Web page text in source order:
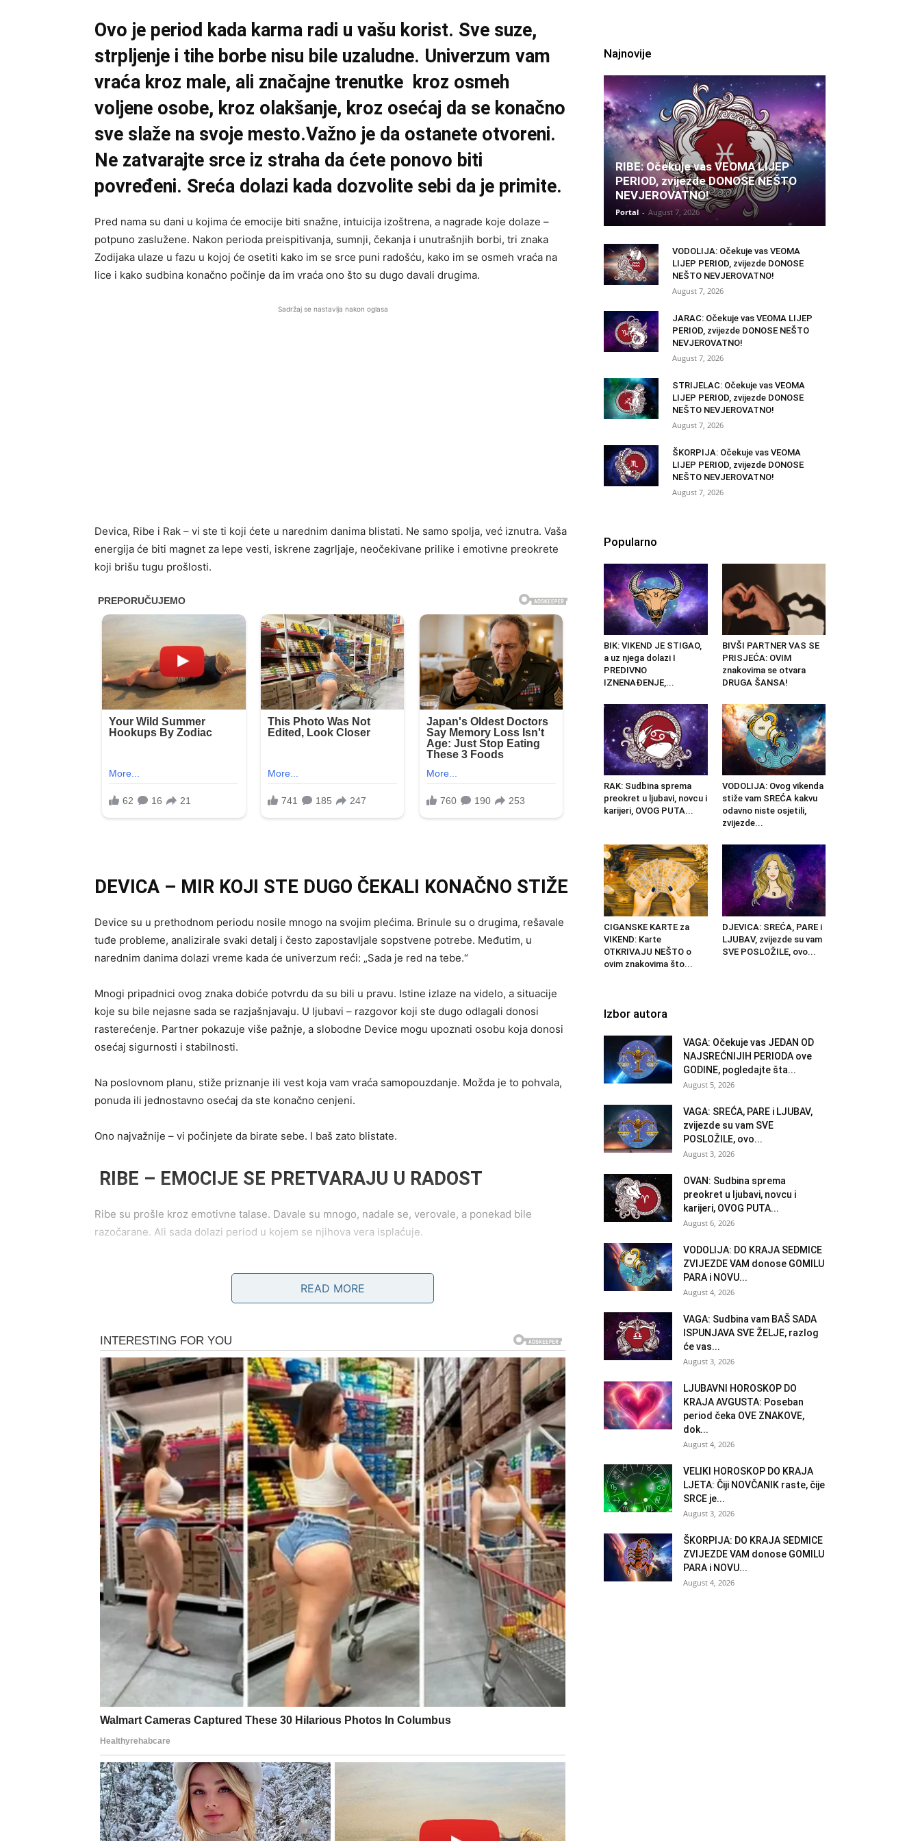
Ovo je period kada karma radi u vašu korist. Sve suze,
strpljenje i tihe borbe nisu bile uzaludne. Univerzum vam
vraća kroz male, ali značajne trenutke kroz osmeh
voljene osobe, kroz olakšanje, kroz osećaj da se konačno
sve slaže na svoje mesto.Važno je da ostanete otvoreni.
Ne zatvarajte srce iz straha da ćete ponovo biti
povređeni. Sreća dolazi kada dozvolite sebi da je primite.
Pred nama su dani u kojima će emocije biti snažne, intuicija izoštrena, a nagrade koje dolaze –
potpuno zaslužene. Nakon perioda preispitivanja, sumnji, čekanja i unutrašnjih borbi, tri znaka
Zodijaka ulaze u fazu u kojoj će osetiti kako im se srce puni radošću, kako im se osmeh vraća na
lice i kako sudbina konačno počinje da im vraća ono što su dugo davali drugima.
Sadržaj se nastavlja nakon oglasa
Devica, Ribe i Rak – vi ste ti koji ćete u narednim danima blistati. Ne samo spolja, već iznutra. Vaša
energija će biti magnet za lepe vesti, iskrene zagrljaje, neočekivane prilike i emotivne preokrete
koji brišu tugu prošlosti.
DEVICA – MIR KOJI STE DUGO ČEKALI KONAČNO STIŽE
Device su u prethodnom periodu nosile mnogo na svojim plećima. Brinule su o drugima, rešavale
tuđe probleme, analizirale svaki detalj i često zapostavljale sopstvene potrebe. Međutim, u
narednim danima dolazi vreme kada će univerzum reći: „Sada je red na tebe.“
Mnogi pripadnici ovog znaka dobiće potvrdu da su bili u pravu. Istine izlaze na videlo, a situacije
koje su bile nejasne sada se razjašnjavaju. U ljubavi – razgovor koji ste dugo odlagali donosi
rasterećenje. Partner pokazuje više pažnje, a slobodne Device mogu upoznati osobu koja donosi
osećaj sigurnosti i stabilnosti.
Na poslovnom planu, stiže priznanje ili vest koja vam vraća samopouzdanje. Možda je to pohvala,
ponuda ili jednostavno osećaj da ste konačno cenjeni.
Ono najvažnije – vi počinjete da birate sebe. I baš zato blistate.
RIBE – EMOCIJE SE PRETVARAJU U RADOST
Ribe su prošle kroz emotivne talase. Davale su mnogo, nadale se, verovale, a ponekad bile
razočarane. Ali sada dolazi period u kojem se njihova vera isplaćuje.
koji menja sve. Neko se vraća sa iskrenim namerama ili se pojavljuje nova osoba koja vam
pokazuje da ljubav ne mora da boli.
Vaša intuicija je snažna i vodi vas ka pravim izborima. Nemojte sumnjati u osećaj koji imate – on
vas sada vodi ka sreći.
Finansijski aspekt takođe može doneti olakšanje. Neočekivani priliv novca, rešavanje dugotrajnog
problema ili prilika koja otvara vrata stabilnosti.
Ribe će blistati jer će konačno shvatiti da su vredne ljubavi koja je čista, uzvraćena i stabilna.
RAK – SRCE VAM SE PUNI, DUŠA SE SMIRUJE
Rak je znak koji voli duboko i bez zadrške. U poslednje vreme ste možda nosili teret prošlosti,
razmišljali o starim ranama ili osećali nostalgiju. Ali sada dolazi preokret.
U narednim danima, emocije se stabilizuju. Dolazi osećaj sigurnosti – bilo kroz partnera, porodicu
ili prijatelje. Neko vam pokazuje da niste sami i da vaša osećanja imaju vrednost.
Za mnoge Rakove, ovo je period u kojem se ostvaruje jedna tiha želja. Možda je to pomirenje,
možda nova ljubavna prilika, možda važna odluka koja vam donosi mir.
Na poslovnom planu, dolazi priznanje za trud. Iako niste tražili pažnju, sada je dobijate.
Vaša sreća neće biti bučna – ona će biti duboka, iskrena i trajna. I baš zato ćete blistati.
READ MORE
Najnovije
RIBE: Očekuje vas VEOMA LIJEP
PERIOD, zvijezde DONOSE NEŠTO
NEVJEROVATNO!
Portal - August 7, 2026
VODOLIJA: Očekuje vas VEOMA
LIJEP PERIOD, zvijezde DONOSE
NEŠTO NEVJEROVATNO!
August 7, 2026
JARAC: Očekuje vas VEOMA LIJEP
PERIOD, zvijezde DONOSE NEŠTO
NEVJEROVATNO!
August 7, 2026
STRIJELAC: Očekuje vas VEOMA
LIJEP PERIOD, zvijezde DONOSE
NEŠTO NEVJEROVATNO!
August 7, 2026
ŠKORPIJA: Očekuje vas VEOMA
LIJEP PERIOD, zvijezde DONOSE
NEŠTO NEVJEROVATNO!
August 7, 2026
Popularno
BIK: VIKEND JE STIGAO,
a uz njega dolazi I
PREDIVNO
IZNENAĐENJE,...
BIVŠI PARTNER VAS SE
PRISJEĆA: OVIM
znakovima se otvara
DRUGA ŠANSA!
RAK: Sudbina sprema
preokret u ljubavi, novcu i
karijeri, OVOG PUTA...
VODOLIJA: Ovog vikenda
stiže vam SREĆA kakvu
odavno niste osjetili,
zvijezde...
CIGANSKE KARTE za
VIKEND: Karte
OTKRIVAJU NEŠTO o
ovim znakovima što...
DJEVICA: SREĆA, PARE i
LJUBAV, zvijezde su vam
SVE POSLOŽILE, ovo...
Izbor autora
VAGA: Očekuje vas JEDAN OD
NAJSREĆNIJIH PERIODA ove
GODINE, pogledajte šta...
August 5, 2026
VAGA: SREĆA, PARE i LJUBAV,
zvijezde su vam SVE
POSLOŽILE, ovo...
August 3, 2026
OVAN: Sudbina sprema
preokret u ljubavi, novcu i
karijeri, OVOG PUTA...
August 6, 2026
VODOLIJA: DO KRAJA SEDMICE
ZVIJEZDE VAM donose GOMILU
PARA i NOVU...
August 4, 2026
VAGA: Sudbina vam BAŠ SADA
ISPUNJAVA SVE ŽELJE, razlog
će vas...
August 3, 2026
LJUBAVNI HOROSKOP DO
KRAJA AVGUSTA: Poseban
period čeka OVE ZNAKOVE,
dok...
August 4, 2026
VELIKI HOROSKOP DO KRAJA
LJETA: Čiji NOVČANIK raste, čije
SRCE je...
August 3, 2026
ŠKORPIJA: DO KRAJA SEDMICE
ZVIJEZDE VAM donose GOMILU
PARA i NOVU...
August 4, 2026